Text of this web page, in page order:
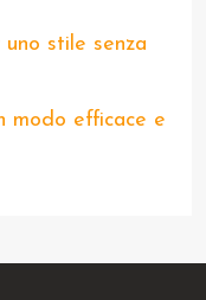
stile senza
modo efficace e